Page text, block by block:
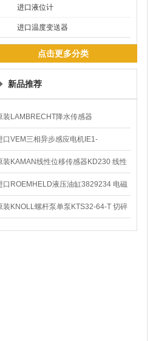
进口液位计
进口温度变送器
点击更多分类
新品推荐
装LAMBRECHT降水传感器
气象仪
口VEM三相异步感应电机IE1-
马达
装KAMAN线性位移传感器KD230 线性
码器
口ROEMHELD液压油缸3829234 电磁
定位器
装KNOLL螺杆泵单泵KTS32-64-T 切碎
屑机